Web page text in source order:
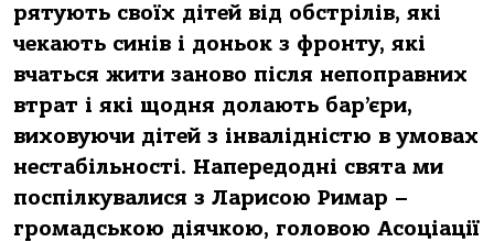
рятують своїх дітей від обстрілів, які
чекають синів і доньок з фронту, які
вчаться жити заново після непоправних
втрат і які щодня долають бар’єри,
виховуючи дітей з інвалідністю в умовах
нестабільності. Напередодні свята ми
поспілкувалися з Ларисою Римар –
громадською діячкою, головою Асоціації